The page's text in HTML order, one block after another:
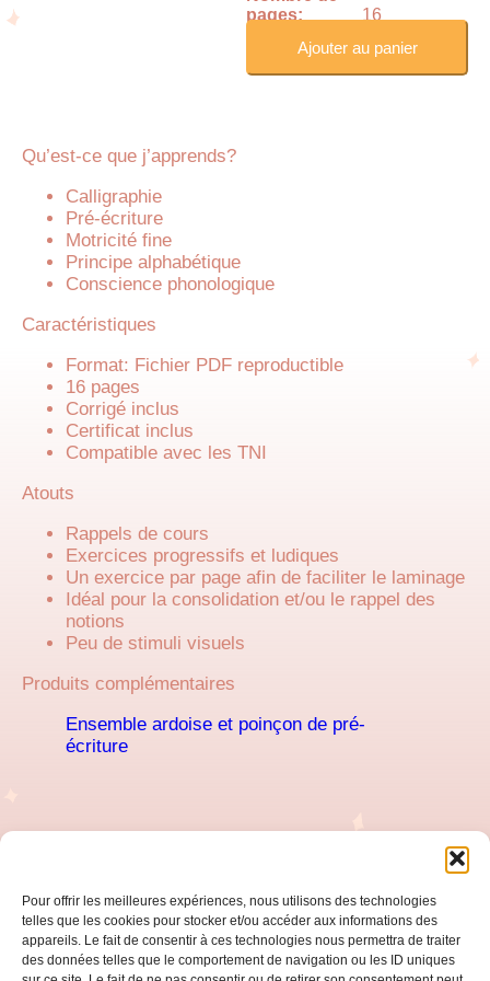
Pour offrir les meilleures expériences, nous utilisons des technologies
telles que les cookies pour stocker et/ou accéder aux informations des
appareils. Le fait de consentir à ces technologies nous permettra de traiter
des données telles que le comportement de navigation ou les ID uniques
pages:
16
Ajouter au panier
Qu’est-ce que j’apprends?
Calligraphie
Pré-écriture
Motricité fine
Principe alphabétique
Conscience phonologique
Caractéristiques
Format: Fichier PDF reproductible
16 pages
Corrigé inclus
Certificat inclus
Compatible avec les TNI
Atouts
Rappels de cours
Exercices progressifs et ludiques
Un exercice par page afin de faciliter le laminage
Idéal pour la consolidation et/ou le rappel des
notions
Peu de stimuli visuels
Produits complémentaires
Ensemble ardoise et poinçon de pré-
écriture
Accueil